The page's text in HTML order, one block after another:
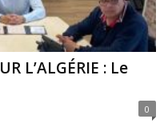
L’ALGÉRIE : Le
0